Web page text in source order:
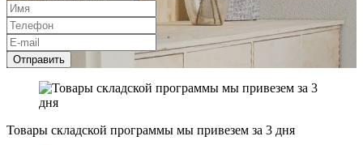
Отправить
Товары складской программы мы привезем за 3 дня